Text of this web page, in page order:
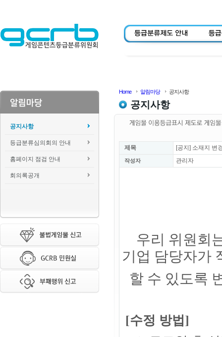
공지사항
등급분류심의회의 안내
홈페이지 점검 안내
회의록공개
Home 알림마당 공지사항
공지사항
제목 [공지] 소재지 변
작성자 관리자
우리 위원회
기업 담당자가
할 수 있도록
[수정 방법]